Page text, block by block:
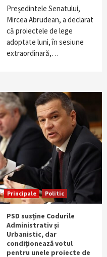
Președintele Senatului,
Mircea Abrudean, a declarat
că proiectele de lege
adoptate luni, în sesiune
extraordinară,…
Principale Politic
PSD susține Codurile
Administrativ și
Urbanistic, dar
condiționează votul
pentru unele proiecte de